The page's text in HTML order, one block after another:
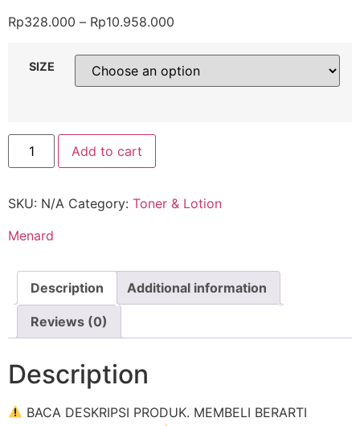
Rp328.000 – Rp10.958.000
SIZE
Add to cart
SKU: N/A Category: Toner & Lotion
Menard
Description Additional information
Reviews (0)
Description
BACA DESKRIPSI PRODUK. MEMBELI BERARTI